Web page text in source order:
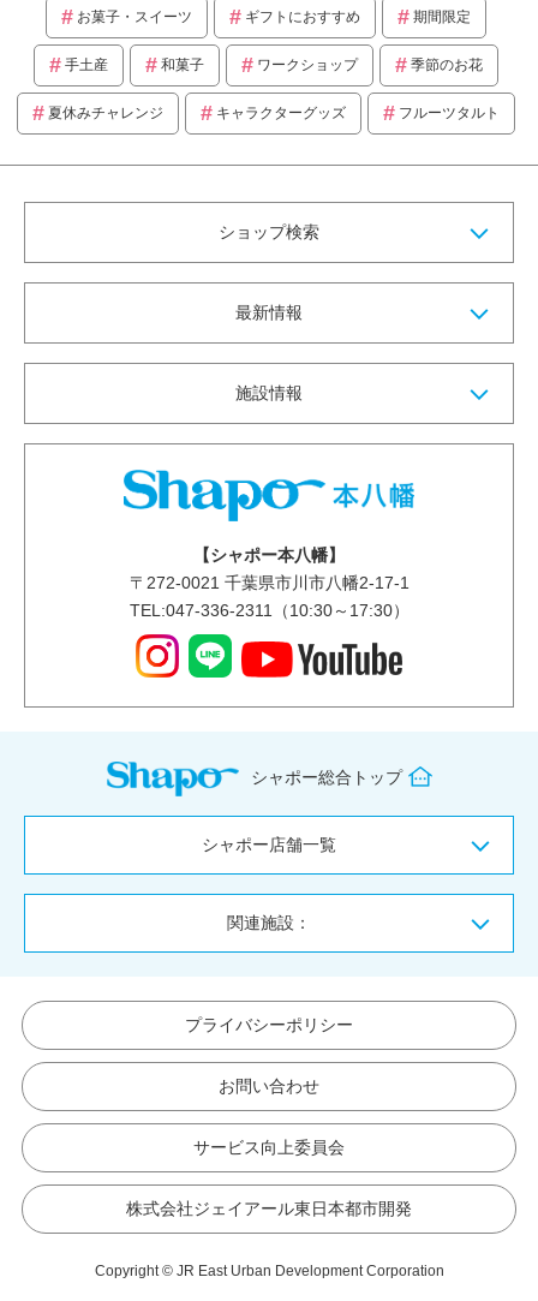
お菓子・スイーツ ギフトにおすすめ 期間限定
手土産 和菓子 ワークショップ 季節のお花
夏休みチャレンジ キャラクターグッズ フルーツタルト
ショップ検索
最新情報
施設情報
【シャポー本八幡】
〒 272-0021 千葉県市川市八幡2-17-1
TEL:047-336-2311（10:30～17:30）
シャポー総合トップ
シャポー店舗一覧
関連施設：
プライバシーポリシー
お問い合わせ
サービス向上委員会
株式会社ジェイアール東日本都市開発
Copyright © JR East Urban Development Corporation